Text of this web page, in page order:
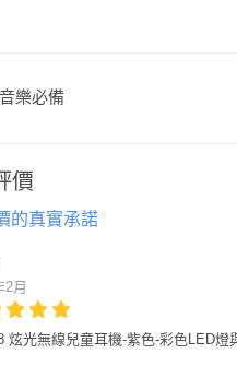
樂必備
價
的真實承諾
2月
炫光無線兒童耳機-紫色-彩色LED燈